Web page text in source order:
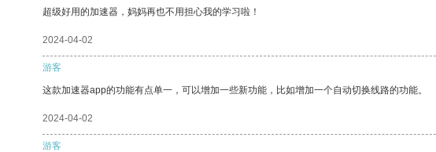
超级好用的加速器，妈妈再也不用担心我的学习啦！
2024-04-02
游客
这款加速器app的功能有点单一，可以增加一些新功能，比如增加一个自动切换线路的功能。
2024-04-02
游客